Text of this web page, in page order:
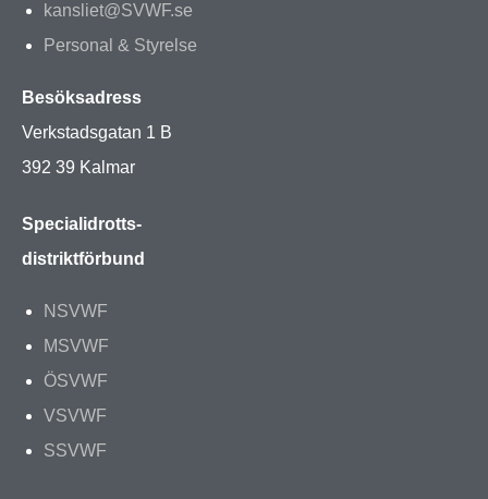
kansliet@SVWF.se
Personal & Styrelse
Besöksadress
Verkstadsgatan 1 B
392 39 Kalmar
Specialidrotts-
distriktförbund
NSVWF
MSVWF
ÖSVWF
VSVWF
SSVWF